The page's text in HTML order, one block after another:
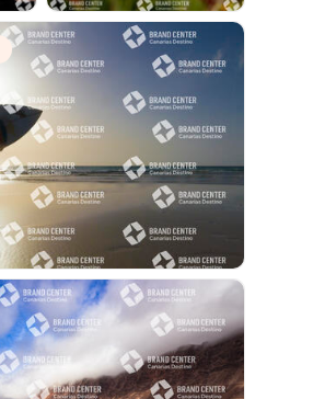
PH28202
PLAYA DE LA
CANTERÍA - ÓRZOLA
PH7290
LA BARCA, PARQUE